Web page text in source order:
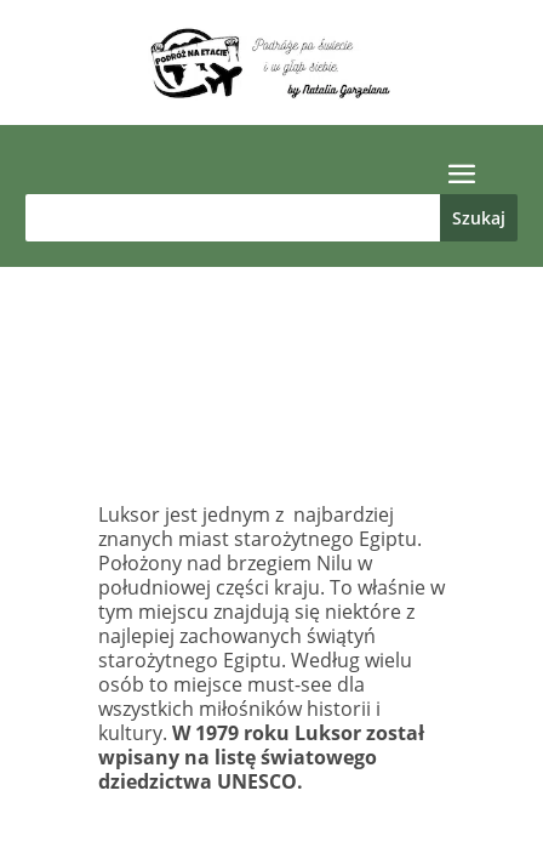
Luksor jest jednym z najbardziej
znanych miast starożytnego Egiptu.
Położony nad brzegiem Nilu w
południowej części kraju. To właśnie w
tym miejscu znajdują się niektóre z
najlepiej zachowanych świątyń
starożytnego Egiptu. Według wielu
osób to miejsce must-see dla
wszystkich miłośników historii i
kultury. W 1979 roku Luksor został
wpisany na listę światowego
dziedzictwa UNESCO.